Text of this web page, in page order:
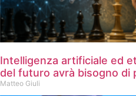
Intelligenza artificiale ed
del futuro avrà bisogno di
Matteo Giuli